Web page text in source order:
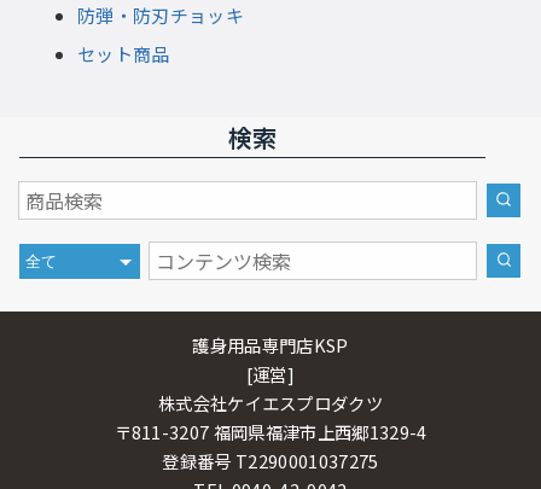
防弾・防刃チョッキ
セット商品
検索
護身用品専門店KSP
[運営]
株式会社ケイエスプロダクツ
〒811-3207 福岡県福津市上西郷1329-4
登録番号 T2290001037275